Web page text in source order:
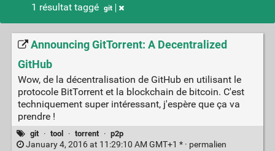
1 résultat taggé git
Announcing GitTorrent: A Decentralized
GitHub
Wow, de la décentralisation de GitHub en utilisant le
protocole BitTorrent et la blockchain de bitcoin. C'est
techniquement super intéressant, j'espère que ça va
prendre !
git · tool · torrent · p2p
January 4, 2016 at 11:29:10 AM GMT+1 * · permalien